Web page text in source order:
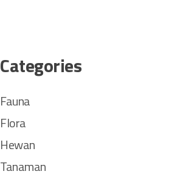
Categories
Fauna
Flora
Hewan
Tanaman